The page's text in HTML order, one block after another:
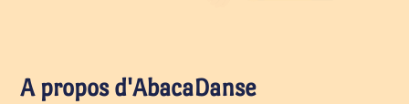
A propos d'AbacaDanse